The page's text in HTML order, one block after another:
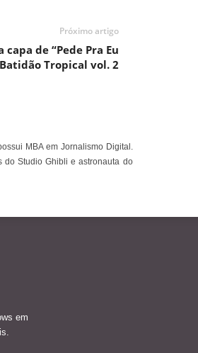
Próximo artigo
de “Pede Pra Eu
Tropical vol. 2
MBA em Jornalismo Digital.
do Studio Ghibli e astronauta do
em